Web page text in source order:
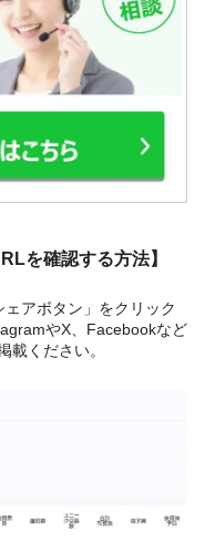
を確認する方法】
アボタン」をクリック
やX、Facebookなど
載ください。